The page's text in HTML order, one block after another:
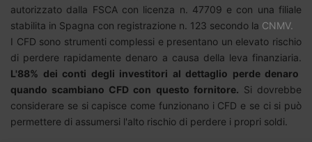
autorizzato dalla FSCA con licenza n. 47709 e con una filiale
stabilita in Spagna con registrazione n. 123 secondo la CNMV.
I CFD sono strumenti complessi e presentano un elevato rischio
di perdere rapidamente denaro a causa della leva finanziaria.
L'88% dei conti degli investitori al dettaglio perde denaro
quando scambiano CFD con questo fornitore. Si dovrebbe
considerare se si capisce come funzionano i CFD e se ci si può
permettere di assumersi l'alto rischio di perdere i propri soldi.